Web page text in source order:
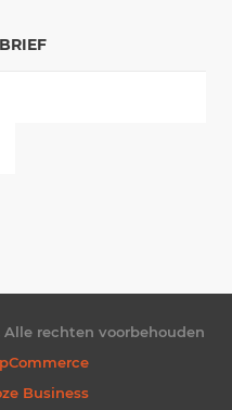
Alle rechten voorbehouden
Business